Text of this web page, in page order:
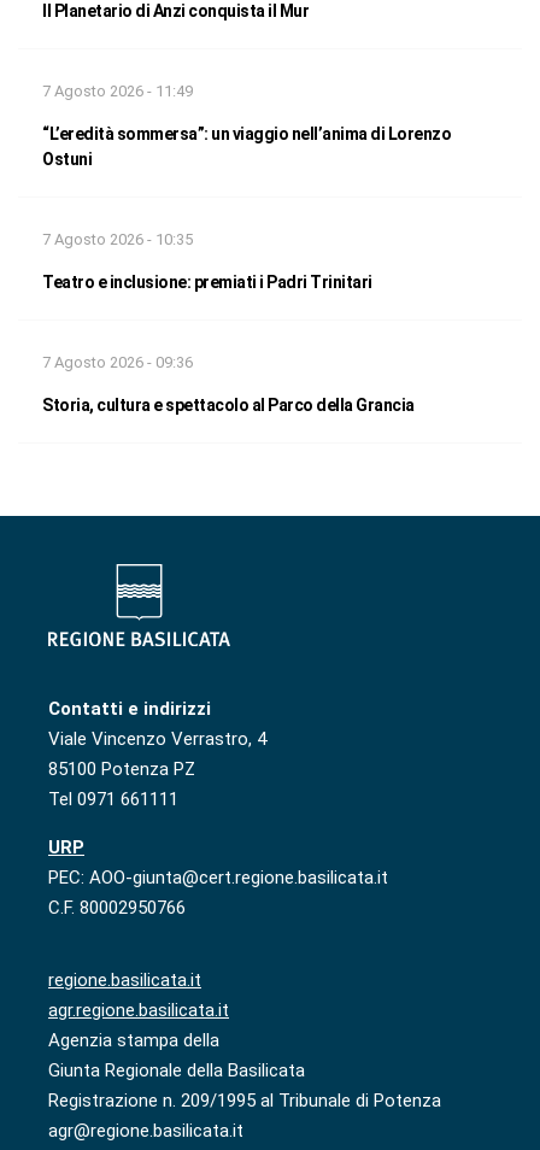
Il Planetario di Anzi conquista il Mur
7 Agosto 2026 - 11:49
“L’eredità sommersa”: un viaggio nell’anima di Lorenzo
Ostuni
7 Agosto 2026 - 10:35
Teatro e inclusione: premiati i Padri Trinitari
7 Agosto 2026 - 09:36
Storia, cultura e spettacolo al Parco della Grancia
Contatti e indirizzi
Viale Vincenzo Verrastro, 4
85100 Potenza PZ
Tel 0971 661111
URP
PEC: AOO-giunta@cert.regione.basilicata.it
C.F. 80002950766
regione.basilicata.it
agr.regione.basilicata.it
Agenzia stampa della
Giunta Regionale della Basilicata
Registrazione n. 209/1995 al Tribunale di Potenza
agr@regione.basilicata.it